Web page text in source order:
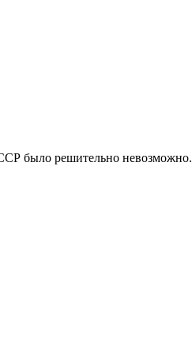
было решительно невозможно.